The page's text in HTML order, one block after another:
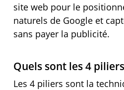
site web pour le
naturels de Google et
sans payer la publicité.
Quels sont les 4
Les 4 piliers sont la